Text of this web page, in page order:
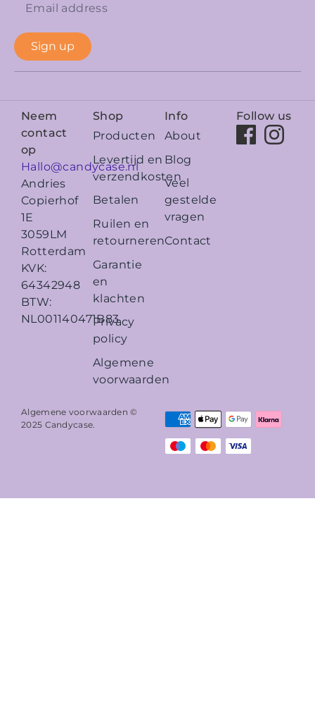
Sign up
Neem
contact
op
Hallo@candycase.nl
Andries
Copierhof
1E
3059LM
Rotterdam
KVK:
64342948
BTW:
NL001140471B83
Shop
Producten
Levertijd en
verzendkosten
Betalen
Ruilen en
retourneren
Garantie
en
klachten
Privacy
policy
Algemene
voorwaarden
Info
About
Blog
Veel
gestelde
vragen
Contact
Follow us
Algemene voorwaarden ©
2025 Candycase